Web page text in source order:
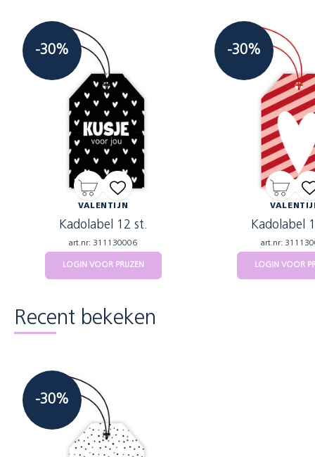
-30%
VALENTIJN
Kadolabel 12 st.
art.nr: 311130006
LOGIN VOOR PRIJZEN
-30%
Kadolabel
art.nr:
LOGIN VOOR
Recent bekeken
-30%